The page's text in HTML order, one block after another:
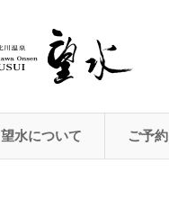
望水について ご予約